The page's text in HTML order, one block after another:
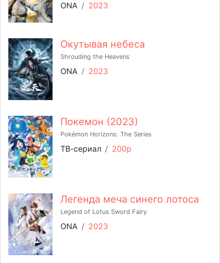
ONA / 2023
Окутывая небеса
Shrouding the Heavens
ONA / 2023
Покемон (2023)
Pokémon Horizons: The Series
ТВ-сериал / 200p
Легенда меча синего лотоса
Legend of Lotus Sword Fairy
ONA / 2023